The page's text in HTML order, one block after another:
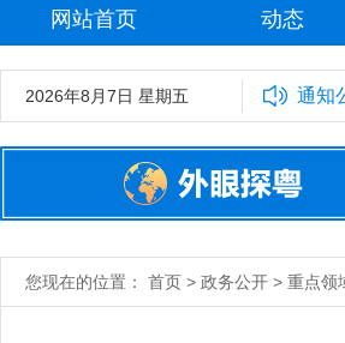
网站首页 动态
2026年8月7日 星期五 通知
中共广东省委外事工作委员会
您现在的位置： 首页 > 政务公开 > 重点领